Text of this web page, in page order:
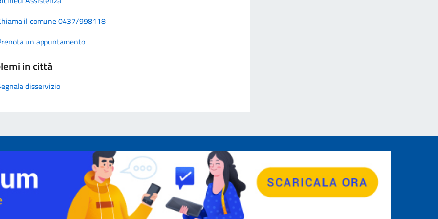
il comune 0437/998118
un appuntamento
in città
disservizio